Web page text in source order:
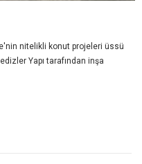
nitelikli konut projeleri üssü
Yapı tarafından inşa